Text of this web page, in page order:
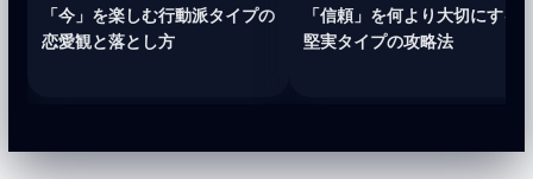
「今」を楽しむ行動派タイプの
恋愛観と落とし方
「信頼」を何より大切にする
堅実タイプの攻略法